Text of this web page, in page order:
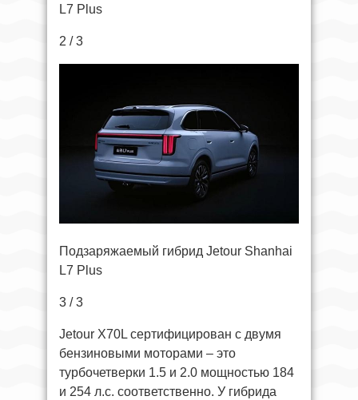
L7 Plus
2 / 3
Подзаряжаемый гибрид Jetour Shanhai
L7 Plus
3 / 3
Jetour X70L сертифицирован с двумя
бензиновыми моторами – это
турбочетверки 1.5 и 2.0 мощностью 184
и 254 л.с. соответственно. У гибрида